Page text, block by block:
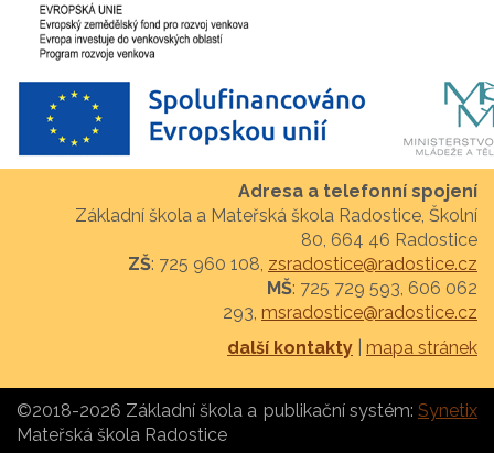
Adresa a telefonní spojení
Základní škola a Mateřská škola Radostice, Školní
80, 664 46 Radostice
ZŠ: 725 960 108, zsradostice@radostice.cz
MŠ: 725 729 593, 606 062
293, msradostice@radostice.cz
další kontakty
mapa stránek
publikační systém: Synetix
©2018-2026 Základní škola a
Mateřská škola Radostice